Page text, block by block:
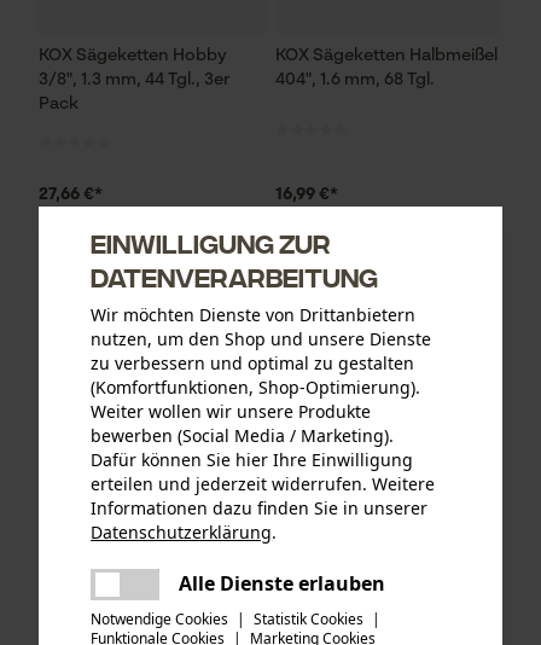
KOX Sägeketten Hobby
3/8", 1.3 mm, 44 Tgl., 3er
Pack
27,66 €*
KOX Sägeketten Halbmeißel
404", 1.6 mm, 68 Tgl.
16,99 €*
Führungsschiene 3/8", 1.5
mm, 43 cm
Einwilligung zur
Datenverarbeitung
Wir möchten Dienste von Drittanbietern
nutzen, um den Shop und unsere Dienste
zu verbessern und optimal zu gestalten
(Komfortfunktionen, Shop-Optimierung).
Weiter wollen wir unsere Produkte
bewerben (Social Media / Marketing).
Dafür können Sie hier Ihre Einwilligung
erteilen und jederzeit widerrufen. Weitere
Informationen dazu finden Sie in unserer
Datenschutzerklärung.
Alle Dienste erlauben
Notwendige Cookies | Statistik Cookies |
Funktionale Cookies | Marketing Cookies
Es ist ein Fehler aufgetreten. Bitte
versuchen Sie es erneut.
mail